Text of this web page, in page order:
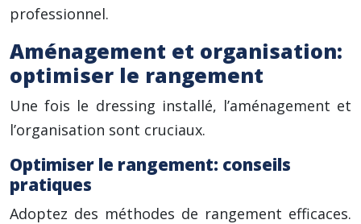
professionnel.
Aménagement et organisation:
optimiser le rangement
Une fois le dressing installé, l’aménagement et
l’organisation sont cruciaux.
Optimiser le rangement: conseils
pratiques
Adoptez des méthodes de rangement efficaces.